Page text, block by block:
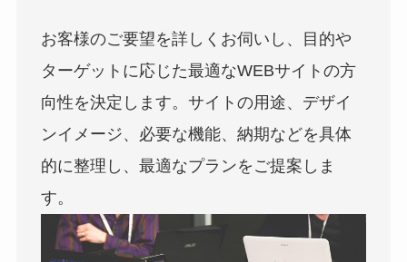
お客様のご要望を詳しくお伺いし、目的や
ターゲットに応じた最適なWEBサイトの方
向性を決定します。サイトの用途、デザイ
ンイメージ、必要な機能、納期などを具体
的に整理し、最適なプランをご提案しま
す。